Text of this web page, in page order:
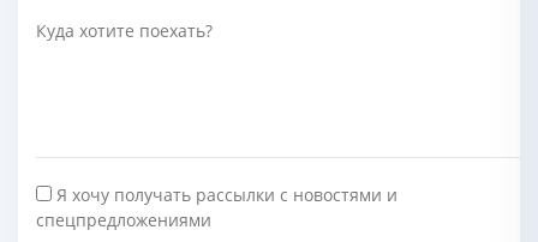
Куда хотите поехать?
Я хочу получать рассылки с новостями и
спецпредложениями